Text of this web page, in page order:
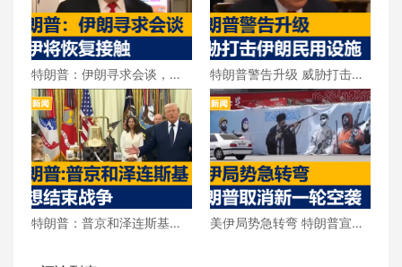
特朗普：伊朗寻求会谈，美
伊将恢复接触
特朗普警告升级 威胁打击伊
朗民用设施
特朗普：普京和泽连斯基都
美伊局势急转弯 特朗普宣布